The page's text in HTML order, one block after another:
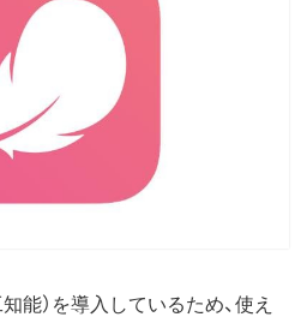
知能）を導入しているため、使え